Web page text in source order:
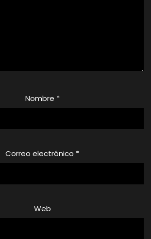
Nombre *
Correo electrónico *
Web